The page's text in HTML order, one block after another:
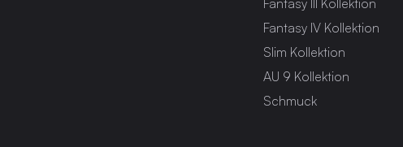
Fantasy IV Kollektion
Slim Kollektion
AU 9 Kollektion
Schmuck